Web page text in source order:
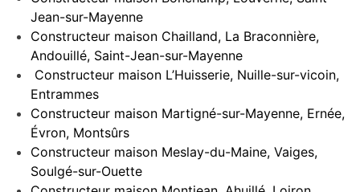
Jean-sur-Mayenne
Constructeur maison Chailland, La Braconnière,
Andouillé, Saint-Jean-sur-Mayenne
Constructeur maison L’Huisserie, Nuille-sur-vicoin,
Entrammes
Constructeur maison Martigné-sur-Mayenne, Ernée,
Évron, Montsûrs
Constructeur maison Meslay-du-Maine, Vaiges,
Soulgé-sur-Ouette